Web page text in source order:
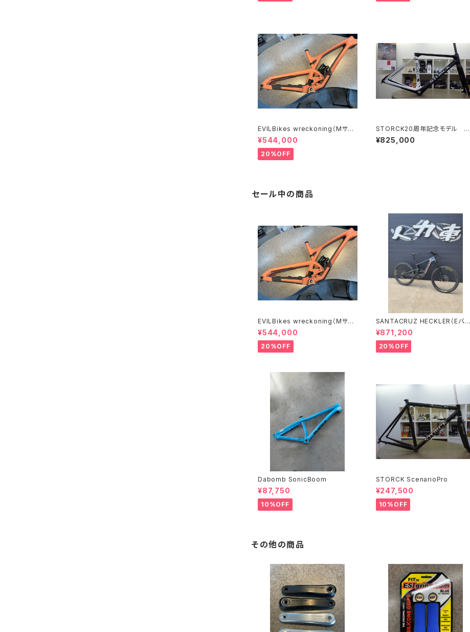
EVILBikes wreckoning（Mサイ
ズ）
¥544,000
20%OFF
STORCK20周年記念モデル エ
アロナリオディスク
¥825,000
セール中の商品
EVILBikes wreckoning（Mサイ
ズ）
¥544,000
20%OFF
SANTACRUZ HECKLER（Eバイ
ク）(Sサイズ）
¥871,200
20%OFF
Dabomb SonicBoom
¥87,750
10%OFF
STORCK ScenarioPro
¥247,500
10%OFF
その他の商品